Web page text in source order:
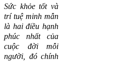
Sức khỏe tốt và
trí tuệ minh mẫn
là hai điều hạnh
phúc nhất của
cuộc đời mỗi
người, đó chính